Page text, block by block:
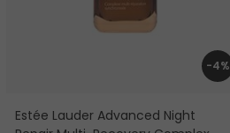
-4%
Estée Lauder Advanced Night